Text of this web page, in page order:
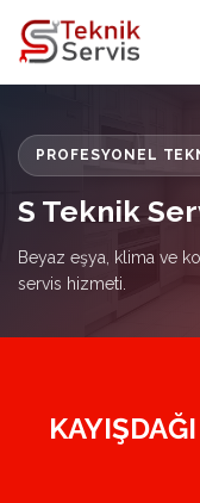
PROFESYONEL
S Teknik
Beyaz eşya, klima ve
servis hizmeti.